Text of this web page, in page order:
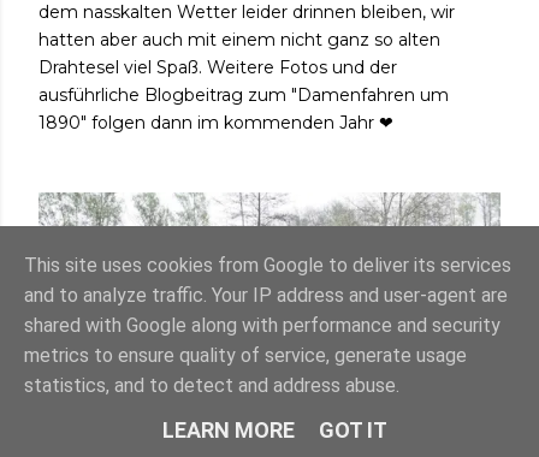
dem nasskalten Wetter leider drinnen bleiben, wir
hatten aber auch mit einem nicht ganz so alten
Drahtesel viel Spaß. Weitere Fotos und der
ausführliche Blogbeitrag zum "Damenfahren um
1890" folgen dann im kommenden Jahr ❤
This site uses cookies from Google to deliver its services
and to analyze traffic. Your IP address and user-agent are
shared with Google along with performance and security
metrics to ensure quality of service, generate usage
statistics, and to detect and address abuse.
LEARN MORE GOT IT